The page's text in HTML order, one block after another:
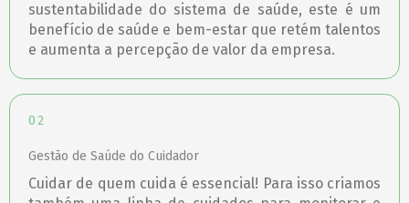
sustentabilidade do sistema de saúde, este é um
benefício de saúde e bem-estar que retém talentos
e aumenta a percepção de valor da empresa.
02
Gestão de Saúde do Cuidador
Cuidar de quem cuida é essencial! Para isso criamos